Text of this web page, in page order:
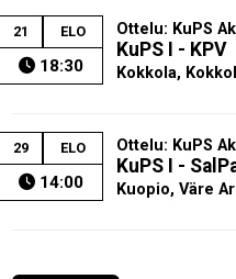
21 ELO
18:30
Ottelu: KuPS
KuPS I - KPV
Kokkola,
29 ELO
14:00
Ottelu: KuPS
KuPS I -
Kuopio, Väre